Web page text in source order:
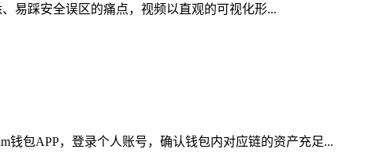
易踩安全误区的痛点，视频以直观的可视化形...
包APP，登录个人账号，确认钱包内对应链的资产充足...